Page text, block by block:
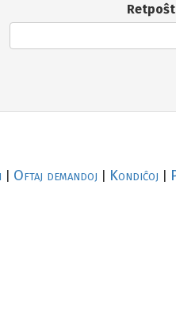
Oftaj demandoj Kondiĉoj